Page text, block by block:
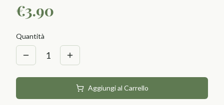
€3.90
Quantità
1
Aggiungi al Carrello